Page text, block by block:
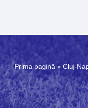
Prima pagină » Cluj-